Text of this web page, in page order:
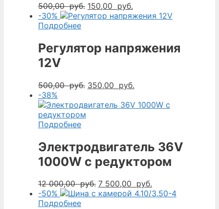
500,00руб. Первоначальная
цена
руб..
150,00 руб.
цена:
-30%
Подробнее
Регулятор напряжения
12V
500,00руб. Первоначальная
составляла
350,00 руб.
350,00
-38%
Подробнее
Электродвигатель 36V
1000W с редуктором
12 000,00руб. Первоначальная
цена
7 500,00 руб.
цена:
-50%
Подробнее